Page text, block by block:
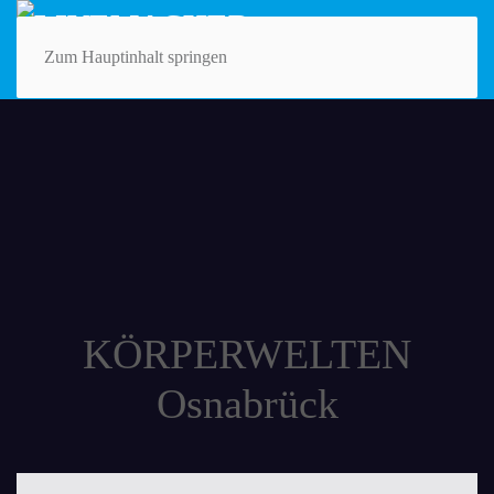
Zum Hauptinhalt springen
KÖRPERWELTEN
Osnabrück